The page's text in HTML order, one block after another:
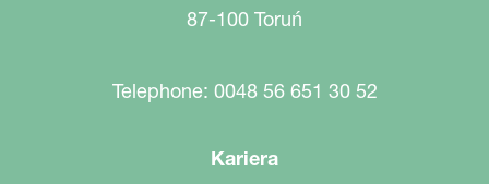
87-100 Toruń
Telephone: 0048 56 651 30 52
Kariera